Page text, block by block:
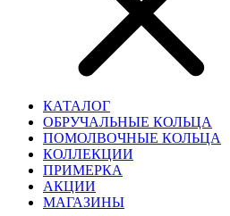
КАТАЛОГ
ОБРУЧАЛЬНЫЕ КОЛЬЦА
ПОМОЛВОЧНЫЕ КОЛЬЦА
КОЛЛЕКЦИИ
ПРИМЕРКА
АКЦИИ
МАГАЗИНЫ